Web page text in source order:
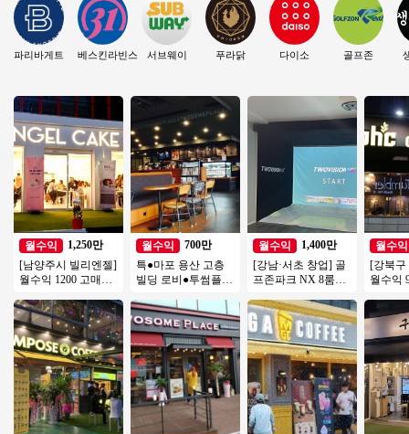
파리바게트 베스킨라빈스 서브웨이 푸라닭 다이소 골프존
월수익
1,250만
[남양주시 빌리엔젤]
월수익 1200 고매출/
트카페 빌리엔젤!
월수익
700만
특●마포 용산 고층
빌딩 로비●투썸플레
영업●주인없이 운영
중●
월수익
1,400만
[강남·서초 창업] 골
프존파크 NX 8룸｜
리금 1억 7천
월수익
[강북구
월수익
말좋은